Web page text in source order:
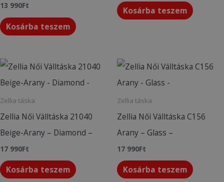
13 990Ft
Kosárba teszem
Kosárba teszem
Zellia táska
Zellia Női Válltáska 21040
Beige-Arany – Diamond –
17 990Ft
Kosárba teszem
Zellia táska
Zellia Női Válltáska C156
Arany – Glass –
17 990Ft
Kosárba teszem